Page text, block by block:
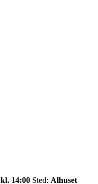
kl. 14:00 Sted: Alhuset